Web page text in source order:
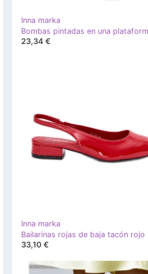
Inna marka
23,34 €
Inna marka
Bailarinas rojas de baja tacón rojo
33,10 €